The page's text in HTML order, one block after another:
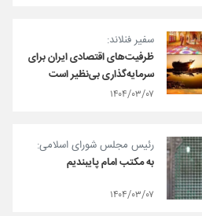
سفیر فنلاند:
ظرفیت‌های اقتصادی ایران برای
سرمایه‌گذاری بی‌نظیر است
۱۴۰۴/۰۳/۰۷
رئیس مجلس شورای اسلامی:
به مکتب امام پایبندیم
۱۴۰۴/۰۳/۰۷